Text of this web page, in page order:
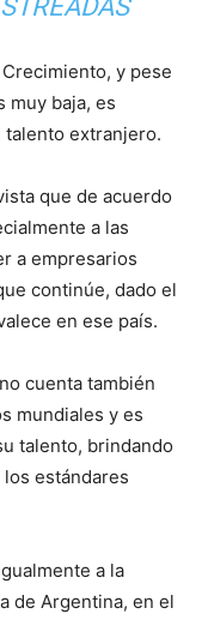
y pese
muy baja, es
talento extranjero.
que de acuerdo
a las
a empresarios
continúe, dado el
en ese país.
cuenta también
mundiales y es
talento, brindando
estándares
a la
de Argentina, en el